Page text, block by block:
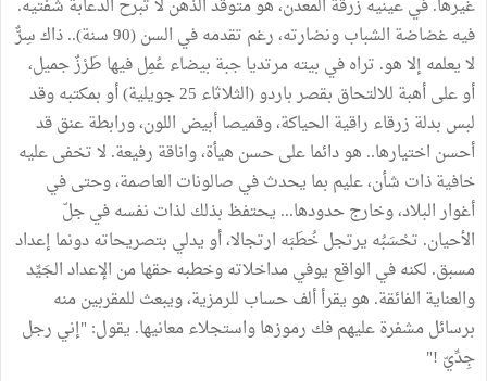
غيرها. في عينيه زرقة المعدن، هو متوقّد الذهن لا تبرح الدعابة شفتيه.
فيه غضاضة الشباب ونضارته، رغم تقدمه في السن (90 سنة).. ذاك سِرٌّ
لا يعلمه إلا هو. تراه في بيته مرتديا جبة بيضاء عُمِل فيها طَرْزٌ جميل،
أو على أهبة للالتحاق بقصر باردو (الثلاثاء 25 جويلية) أو بمكتبه وقد
لبس بدلة زرقاء راقية الحياكة، وقميصا أبيض اللون، ورابطة عنق قد
أحسن اختيارها.. هو دائما على حسن هيأة، واناقة رفيعة. لا تخفى عليه
خافية ذات شأن، عليم بما يحدث في صالونات العاصمة، وحتى في
أغوار البلاد، وخارج حدودها... يحتفظ بذلك لذات نفسه في جلّ
الأحيان. تحْسَبُه يرتجل خُطَبَه ارتجالا، أو يدلي بتصريحاته دونما إعداد
مسبق. لكنه في الواقع يوفي مداخلاته وخطبه حقها من الإعداد الجَيِّد
والعناية الفائقة. هو يقرأ ألف حساب للرمزية، ويبعث للمقربين منه
برسائل مشفرة عليهم فك رموزها واستجلاء معانيها. يقول: "إني رجل
جِدِّيّ !"